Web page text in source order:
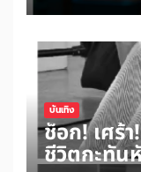
บันเทิง
ช็อก! เศร้
ชีวิตกะทัน